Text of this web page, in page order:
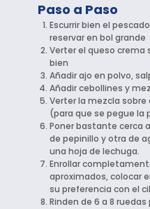
Paso a Paso
Escurrir bien el
reservar en bol grande
Verter el queso crema
bien
Añadir ajo en polvo,
Añadir cebollines y
Verter la mezcla
(para que se pegue la
Poner bastante cerca
de pepinillo y otra de
una hoja de lechuga.
Enrollar
aproximados, colocar
su preferencia con el
Rinden de 6 a 8